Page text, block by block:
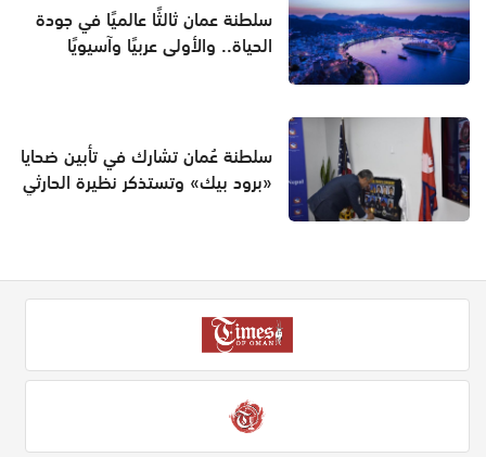
سلطنة عمان ثالثًا عالميًا في جودة
الحياة.. والأولى عربيًا وآسيويًا
سلطنة عُمان تشارك في تأبين ضحايا
«برود بيك» وتستذكر نظيرة الحارثي